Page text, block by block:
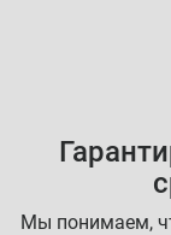
Мы понимаем,